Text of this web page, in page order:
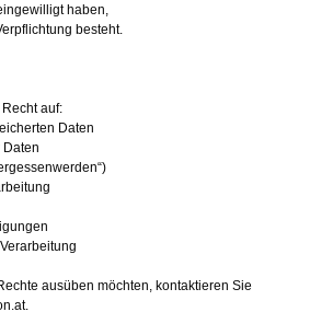
haben,
besteht.
auf:
Daten
Daten
ausüben möchten, kontaktieren Sie